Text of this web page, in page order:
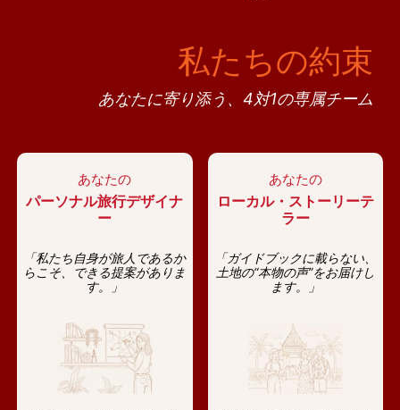
私たちの約束
あなたに寄り添う、4対1の専属チーム
あなたの
パーソナル旅行デザイナ
ー
「私たち自身が旅人であるか
らこそ、できる提案がありま
す。」
あなたの
ローカル・ストーリーテ
ラー
「ガイドブックに載らない、
土地の“本物の声”をお届けし
ます。」